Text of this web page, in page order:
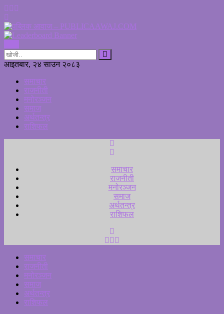
आइतबार, २४ साउन २०८३
समाचार
राजनीती
मनोरञ्जन
समाज
अर्थतन्त्र
राशिफल
समाचार
राजनीती
मनोरञ्जन
समाज
अर्थतन्त्र
राशिफल
समाचार
राजनीती
मनोरञ्जन
समाज
अर्थतन्त्र
राशिफल